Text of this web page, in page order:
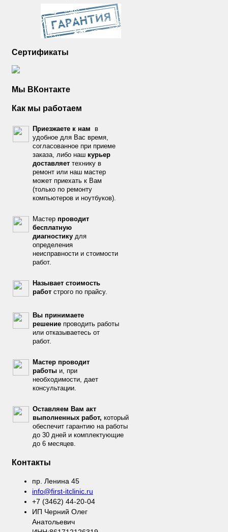
Сертификаты
Мы ВКонтакте
Как мы работаем
Приезжаете к нам
в
удобное для Вас время,
согласованное при приеме
заказа, либо наш курьер
доставляет технику в
ремонт или наш мастер
может приехать к Вам
(только по ремонту
компьютеров и ноутбуков).
Мастер проводит
бесплатную
диагностику для
определения
неисправности и стоимости
работ.
Называет стоимость
работ строго по прайсу.
Вы принимаете
решение проводить работы
или отказываетесь от
работ.
Мастер проводит
работы и, при
необходимости, дает
консультации.
Оставляем Вам акт
выполненных работ, который
обеспечит гарантию на работы
до 30 дней и комплектующие
до 6 месяцев.
Контакты
пр. Ленина 45
info@first-itclinic.ru
+7 (3462) 44-20-04
ИП Черний Олег
Анатольевич